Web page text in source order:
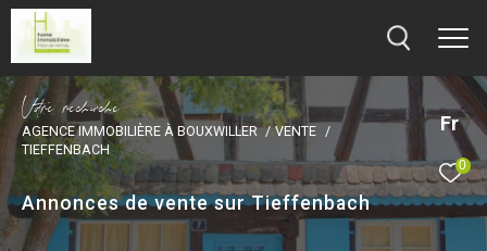
Fr
0
Vore recece
AGENCE IMMOBILIÈRE À BOUXWILLER
VENTE
TIEFFENBACH
Annonces de vente sur Tieffenbach